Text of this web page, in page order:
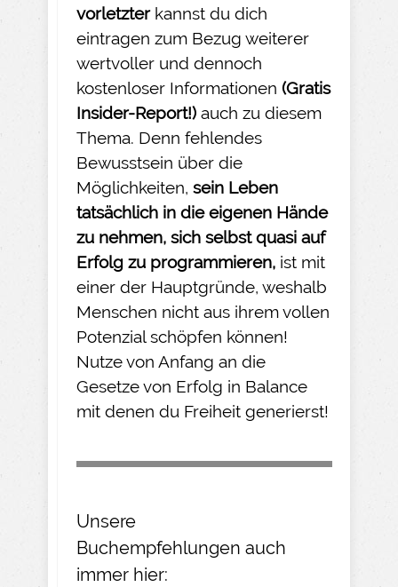
vorletzter kannst du dich
eintragen zum Bezug weiterer
wertvoller und dennoch
kostenloser Informationen (Gratis
Insider-Report!) auch zu diesem
Thema. Denn fehlendes
Bewusstsein über die
Möglichkeiten, sein Leben
tatsächlich in die eigenen Hände
zu nehmen, sich selbst quasi auf
Erfolg zu programmieren, ist mit
einer der Hauptgründe, weshalb
Menschen nicht aus ihrem vollen
Potenzial schöpfen können!
Nutze von Anfang an die
Gesetze von Erfolg in Balance
mit denen du Freiheit generierst!
Unsere
Buchempfehlungen auch
immer hier: